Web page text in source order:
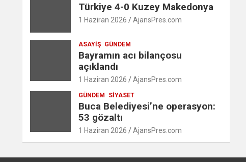
Türkiye 4-0 Kuzey Makedonya
1 Haziran 2026 AjansPres.com
ASAYIŞ GÜNDEM
Bayramın acı bilançosu
açıklandı
1 Haziran 2026 AjansPres.com
GÜNDEM SIYASET
Buca Belediyesi’ne operasyon:
53 gözaltı
1 Haziran 2026 AjansPres.com